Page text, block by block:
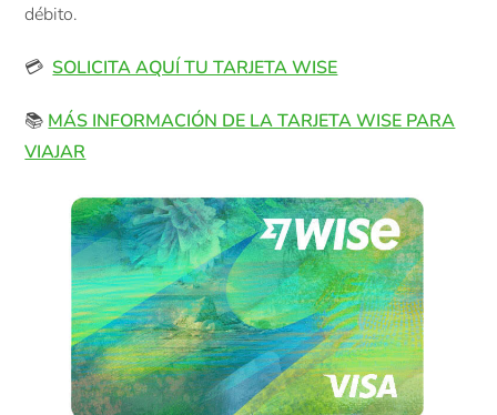
débito.
💳SOLICITA AQUÍ TU TARJETA WISE
📚 MÁS INFORMACIÓN DE LA TARJETA WISE PARA
VIAJAR